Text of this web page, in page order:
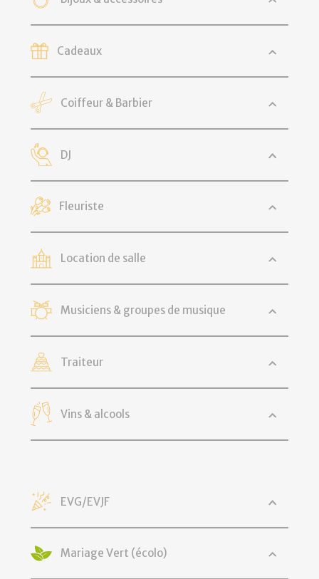
Cadeaux
Coiffeur & Barbier
DJ
Fleuriste
Location de salle
Musiciens & groupes de musique
Traiteur
Vins & alcools
EVG/EVJF
Mariage Vert (écolo)